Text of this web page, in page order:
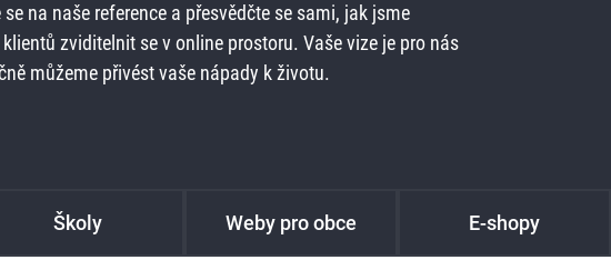
na naše reference a přesvědčte se sami, jak jsme
zviditelnit se v online prostoru. Vaše vize je pro nás
můžeme přivést vaše nápady k životu.
Školy Weby pro obce E-shopy